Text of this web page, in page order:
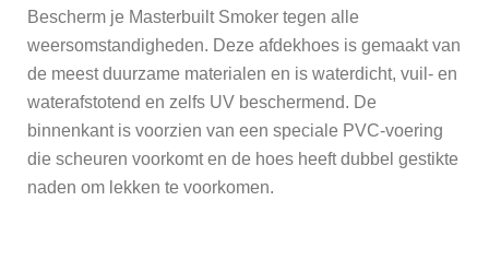
Bescherm je Masterbuilt Smoker tegen alle
weersomstandigheden. Deze afdekhoes is gemaakt van
de meest duurzame materialen en is waterdicht, vuil- en
waterafstotend en zelfs UV beschermend. De
binnenkant is voorzien van een speciale PVC-voering
die scheuren voorkomt en de hoes heeft dubbel gestikte
naden om lekken te voorkomen.